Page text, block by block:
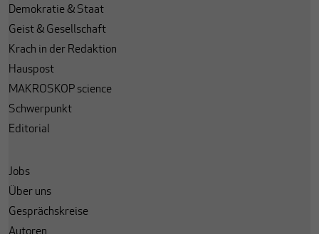
Demokratie & Staat
Geist & Gesellschaft
Krach in der Redaktion
Hauspost
MAKROSKOP science
Schwerpunkt
Editorial
Jobs
Über uns
Gesprächskreise